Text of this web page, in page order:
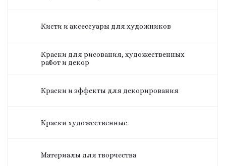
Кисти и аксессуары для художников
Краски для рисования, художественных
работ и декор
Краски и эффекты для декорирования
Краски художественные
Материалы для творчества